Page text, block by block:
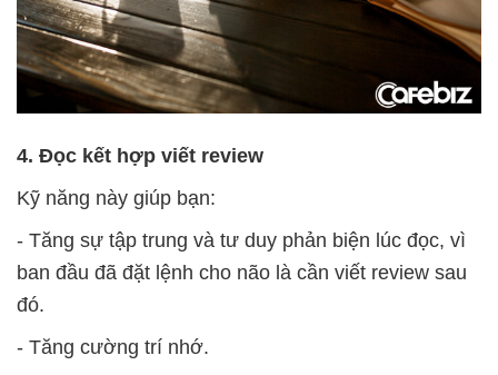
4. Đọc kết hợp viết review
Kỹ năng này giúp bạn:
- Tăng sự tập trung và tư duy phản biện lúc đọc, vì
ban đầu đã đặt lệnh cho não là cần viết review sau
đó.
- Tăng cường trí nhớ.